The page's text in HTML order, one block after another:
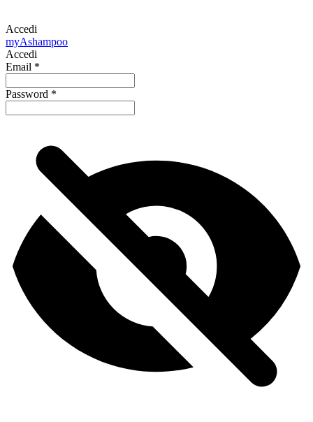
Accedi
myAshampoo
Accedi
Email *
Password *